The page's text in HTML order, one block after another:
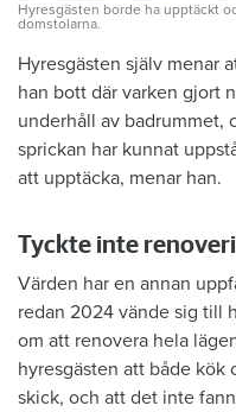
Hyresgästen borde ha upptäckt
domstolarna.
Hyresgästen själv menar
han bott där varken gjort
underhåll av badrummet,
sprickan har kunnat
att upptäcka, menar han.
Tyckte inte
Värden har en annan
redan 2024 vände sig till
om att renovera hela
hyresgästen att både
skick, och att det inte